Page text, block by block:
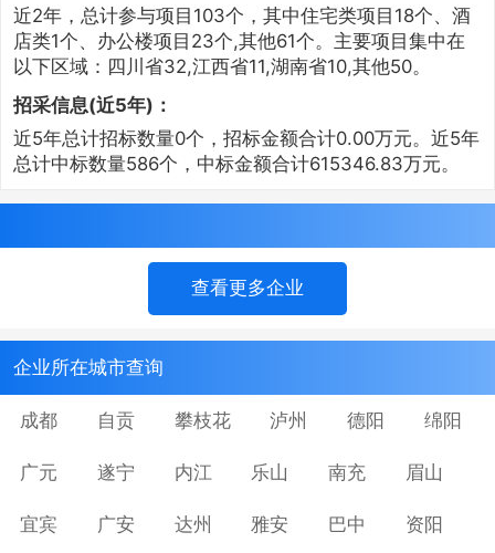
近2年，总计参与项目103个，其中住宅类项目18个、酒
店类1个、办公楼项目23个,其他61个。主要项目集中在
以下区域：四川省32,江西省11,湖南省10,其他50。
招采信息(近5年)：
近5年总计招标数量0个，招标金额合计0.00万元。近5年
总计中标数量586个，中标金额合计615346.83万元。
查看更多企业
企业所在城市查询
成都 自贡 攀枝花 泸州 德阳 绵阳
广元 遂宁 内江 乐山 南充 眉山
宜宾 广安 达州 雅安 巴中 资阳